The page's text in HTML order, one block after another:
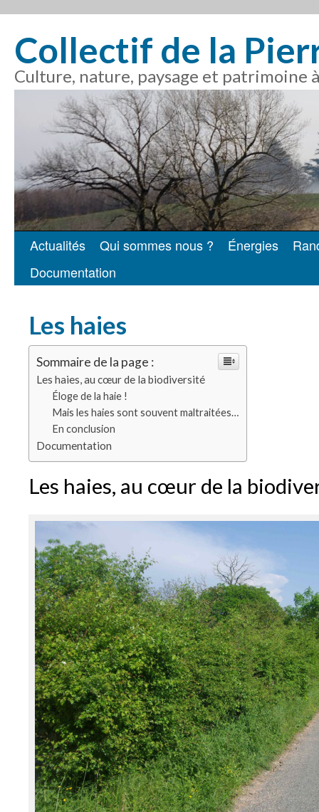
Collectif de la
Culture, nature, paysage et patrimoine
Aller
au
Actualités Qui sommes nous ? Énergies
Documentation
Les haies
Sommaire de la page :
Les haies, au cœur de la biodiversité
Éloge de la haie !
Mais les haies sont souvent maltraitées…
En conclusion
Documentation
Les haies, au cœur de la